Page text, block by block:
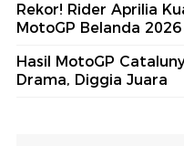
Rekor! Rider Aprilia
MotoGP Belanda 2026
Hasil MotoGP
Drama, Diggia Juara